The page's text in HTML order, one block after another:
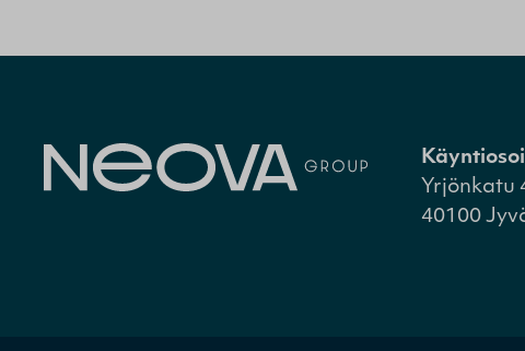
Yrjönkatu
40100